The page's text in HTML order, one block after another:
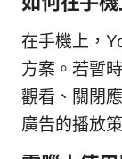
在手機上，
方案。若暫
觀看、關閉
廣告的播放